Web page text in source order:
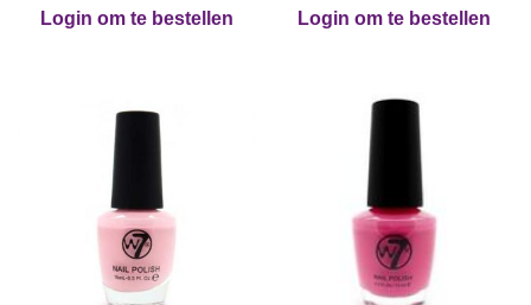
Login om te bestellen
Login om te bestellen